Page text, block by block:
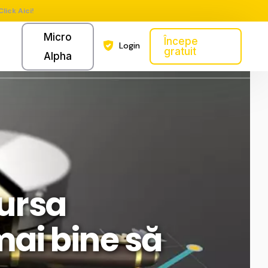
Aici!
Micro
Alpha
Login
Începe
gratuit
bine să